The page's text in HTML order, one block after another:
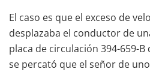
El caso es que el exceso de
desplazaba el conductor de
placa de circulación 394-659-
se percató que el señor de